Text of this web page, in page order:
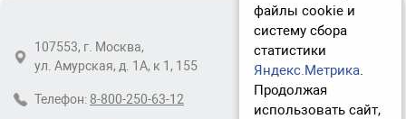
107553, г. Москва,
ул. Амурская, д. 1А, к 1, 155
Телефон: 8-800-250-63-12
файлы cookie и
систему сбора
статистики
Яндекс.Метрика.
Продолжая
использовать сайт,